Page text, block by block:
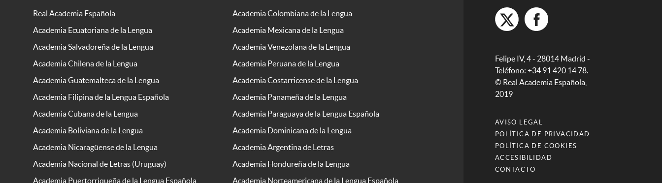
Real Academia Española
Academia Colombiana de la Lengua
Academia Ecuatoriana de la Lengua
Academia Mexicana de la Lengua
Academia Salvadoreña de la Lengua
Academia Venezolana de la Lengua
Academia Chilena de la Lengua
Academia Peruana de la Lengua
Academia Guatemalteca de la Lengua
Academia Costarricense de la Lengua
Academia Filipina de la Lengua Española
Academia Panameña de la Lengua
Academia Cubana de la Lengua
Academia Paraguaya de la Lengua Española
Academia Boliviana de la Lengua
Academia Dominicana de la Lengua
Academia Nicaragüense de la Lengua
Academia Argentina de Letras
Academia Nacional de Letras (Uruguay)
Academia Hondureña de la Lengua
Academia Puertorriqueña de la Lengua Española
Academia Norteamericana de la Lengua Española
Felipe IV, 4 - 28014 Madrid -
Teléfono: +34 91 420 14 78.
© Real Academia Española,
2019
AVISO LEGAL
POLÍTICA DE PRIVACIDAD
POLÍTICA DE COOKIES
ACCESIBILIDAD
CONTACTO